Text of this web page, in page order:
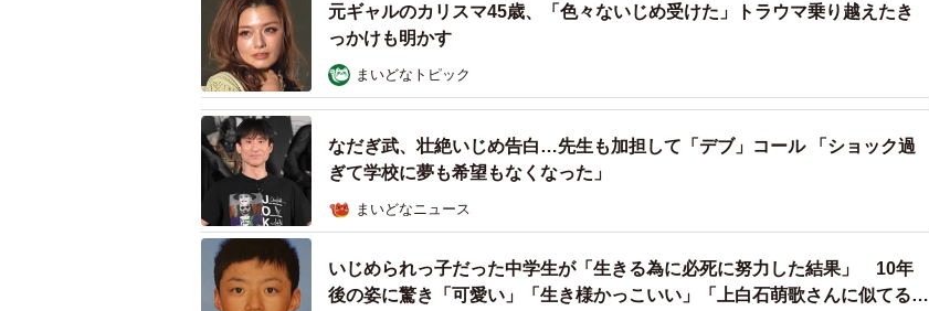
元ギャルのカリスマ45歳、「色々ないじめ受けた」トラウマ乗り越えたき
っかけも明かす
まいどなトピック
なだぎ武、壮絶いじめ告白…先生も加担して「デブ」コール 「ショック過
ぎて学校に夢も希望もなくなった」
まいどなニュース
いじめられっ子だった中学生が「生きる為に必死に努力した結果」 10年
後の姿に驚き「可愛い」「生き様かっこいい」「上白石萌歌さんに似てる」